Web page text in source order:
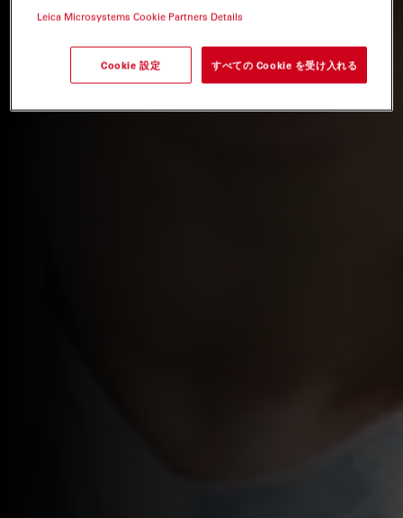
Leica Microsystems Cookie Partners Details
Cookie 設定 すべての Cookie を受け入れる